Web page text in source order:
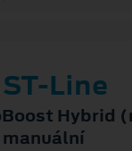
Line
Hybrid